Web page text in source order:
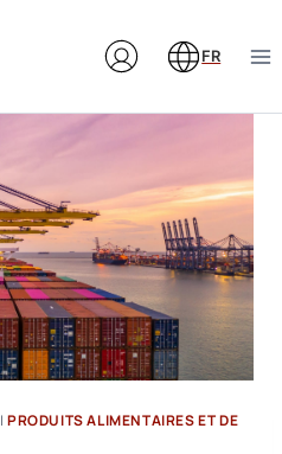
FR
|PRODUITS ALIMENTAIRES ET DE